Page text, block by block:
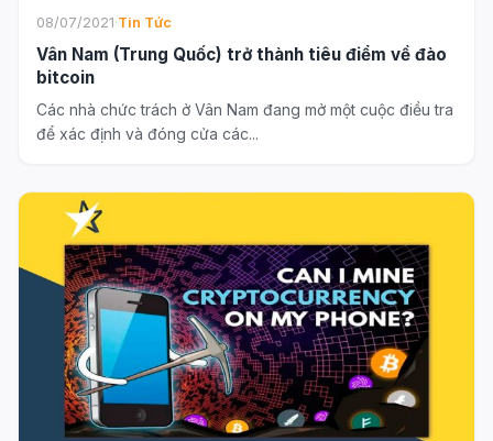
08/07/2021·Tin Tức
Vân Nam (Trung Quốc) trở thành tiêu điểm về đào
bitcoin
Các nhà chức trách ở Vân Nam đang mở một cuộc điều tra
để xác định và đóng cửa các...